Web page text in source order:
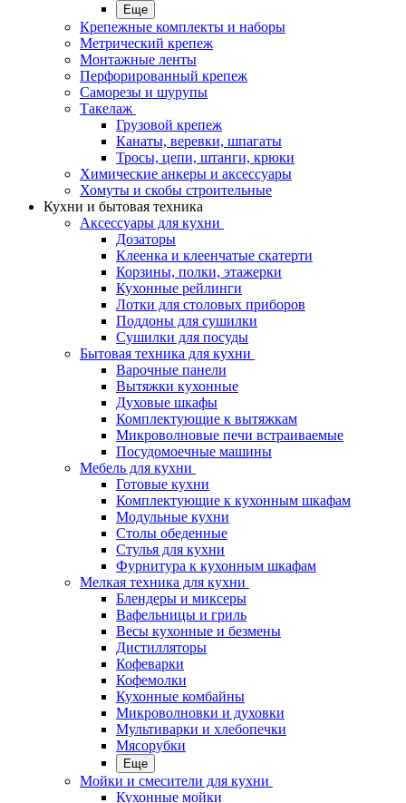
Еще
Крепежные комплекты и наборы
Метрический крепеж
Монтажные ленты
Перфорированный крепеж
Саморезы и шурупы
Такелаж
Грузовой крепеж
Канаты, веревки, шпагаты
Тросы, цепи, штанги, крюки
Химические анкеры и аксессуары
Хомуты и скобы строительные
Кухни и бытовая техника
Аксессуары для кухни
Дозаторы
Клеенка и клеенчатые скатерти
Корзины, полки, этажерки
Кухонные рейлинги
Лотки для столовых приборов
Поддоны для сушилки
Сушилки для посуды
Бытовая техника для кухни
Варочные панели
Вытяжки кухонные
Духовые шкафы
Комплектующие к вытяжкам
Микроволновые печи встраиваемые
Посудомоечные машины
Мебель для кухни
Готовые кухни
Комплектующие к кухонным шкафам
Модульные кухни
Столы обеденные
Стулья для кухни
Фурнитура к кухонным шкафам
Мелкая техника для кухни
Блендеры и миксеры
Вафельницы и гриль
Весы кухонные и безмены
Дистилляторы
Кофеварки
Кофемолки
Кухонные комбайны
Микроволновки и духовки
Мультиварки и хлебопечки
Мясорубки
Еще
Мойки и смесители для кухни
Кухонные мойки